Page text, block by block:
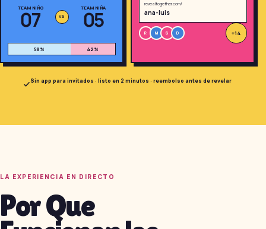
TEAM NIÑO
07 VS
TEAM NIÑA
05
58% 42%
imagina a toda tu familia
revealtogether.com/
ana-luis
R M S D +14
Sin app para invitados · listo en 2 minutos · reembolso antes de revelar
LA EXPERIENCIA EN DIRECTO
Por Que